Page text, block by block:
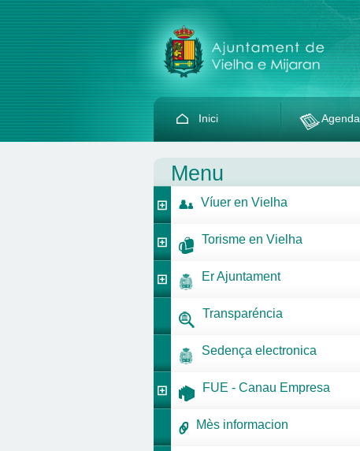
Inici Agenda
Menu
Víuer en Vielha
Torisme en Vielha
Er Ajuntament
Transparéncia
Sedença electronica
FUE - Canau Empresa
Mès informacion